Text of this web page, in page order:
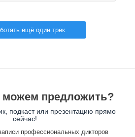
ещё один трек
предложить?
подкаст или презентацию прямо
сейчас!
профессиональных дикторов